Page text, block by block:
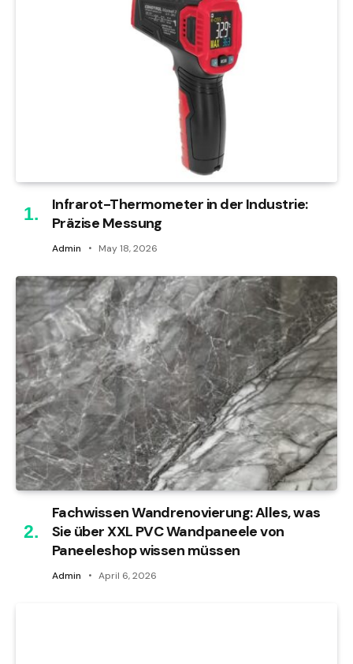
Infrarot-Thermometer in der Industrie:
Präzise Messung
Admin May 18, 2026
Fachwissen Wandrenovierung: Alles, was
Sie über XXL PVC Wandpaneele von
Paneeleshop wissen müssen
Admin April 6, 2026